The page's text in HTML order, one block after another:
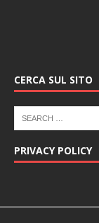
CERCA SUL SITO
PRIVACY POLICY